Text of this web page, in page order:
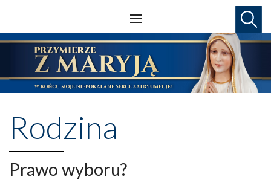
Rodzina
Prawo wyboru?